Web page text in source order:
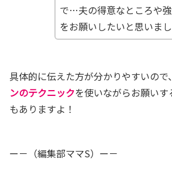
で…夫の得意なところや
をお願いしたいと思いまし
具体的に伝えた方が分かりやすいので、
ンのテクニックを使いながらお願いす
もありますよ！
ー－（編集部ママS）ー－